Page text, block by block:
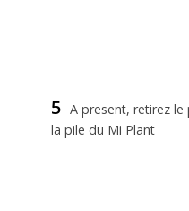
5 A present, retirez
la pile du Mi Plant